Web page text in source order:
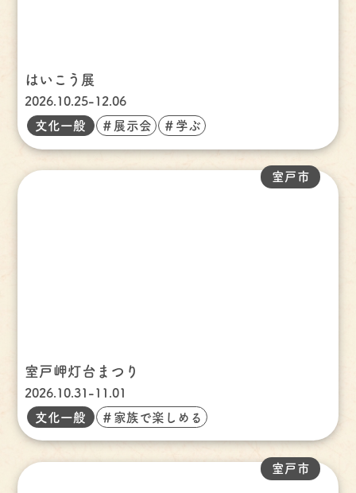
はいこう展
2026.10.25-12.06
文化一般
＃展示会 ＃学ぶ
室戸岬灯台まつり
2026.10.31-11.01
室戸市
文化一般 ＃家族で楽しめる
室戸市